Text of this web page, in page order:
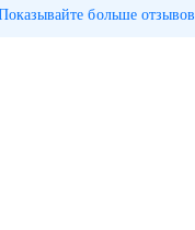
больше отзывов